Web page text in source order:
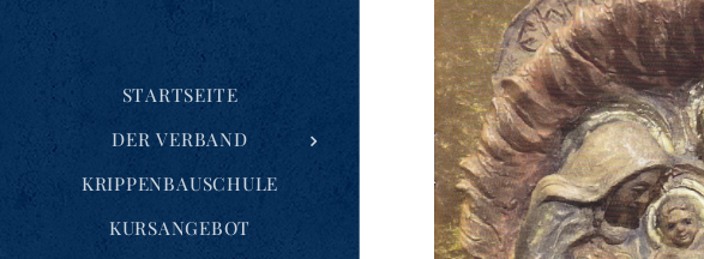
STARTSEITE
DER VERBAND
KRIPPENBAUSCHULE
KURSANGEBOT